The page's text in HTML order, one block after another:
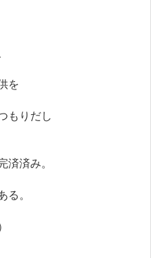
を
もりだし
済み。
。